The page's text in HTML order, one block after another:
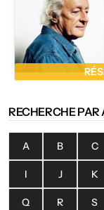
RECHERCHE PAR
A B C
I J K
Q R S